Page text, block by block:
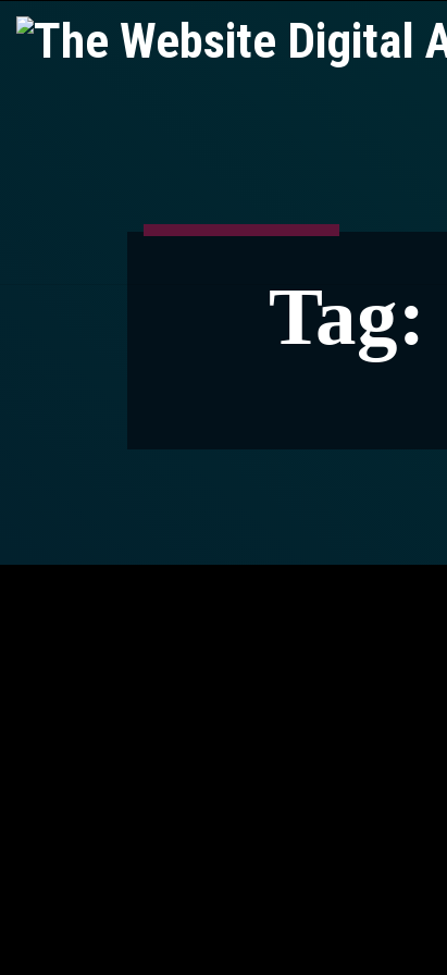
Tag: